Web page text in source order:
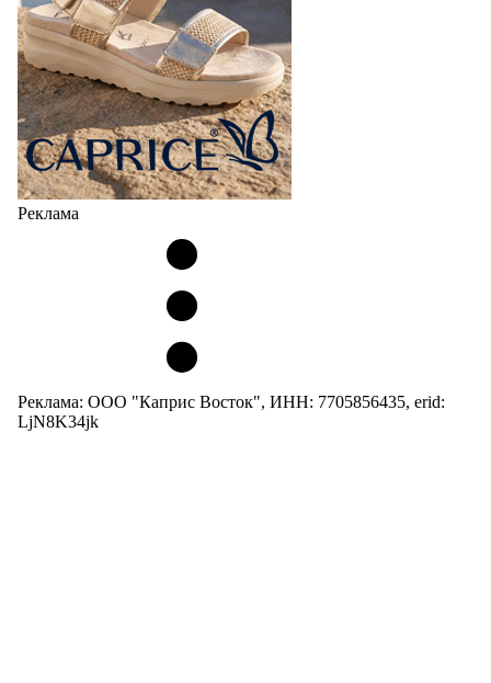
Реклама
Реклама: ООО "Каприс Восток", ИНН: 7705856435, erid:
LjN8K34jk